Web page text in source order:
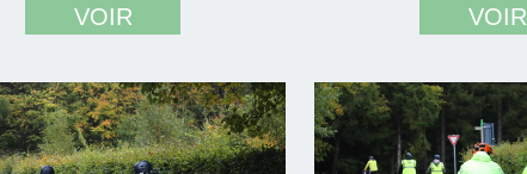
VOIR VOIR